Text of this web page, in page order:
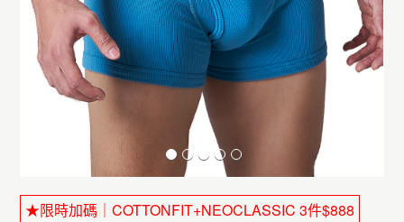
★限時加碼｜COTTONFIT+NEOCLASSIC 3件$888